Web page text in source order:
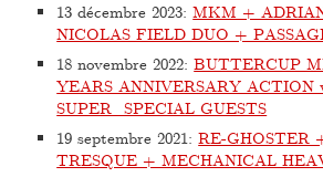
13 décembre 2023:MKM +
NICOLAS FIELD DUO +
18 novembre 2022:BUTTERCUP
YEARS ANNIVERSARY ACTION
SUPER_SPECIAL GUESTS
19 septembre 2021:RE-GHOSTER
TRESQUE + MECHANICAL